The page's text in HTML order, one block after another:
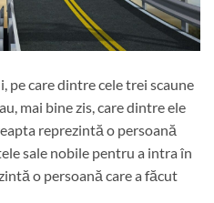
pe care dintre cele trei scaune
mai bine zis, care dintre ele
reprezintă o persoană
sale nobile pentru a intra în
o persoană care a făcut